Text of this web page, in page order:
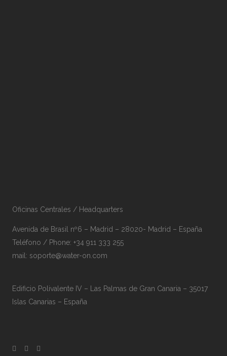
Oficinas Centrales / Headquarters
Avenida de Brasil nº6 – Madrid – 28020- Madrid – España
Teléfono / Phone: +34 911 333 255
mail: soporte@water-on.com
Edificio Polivalente IV – Las Palmas de Gran Canaria – 35017
Islas Canarias – España